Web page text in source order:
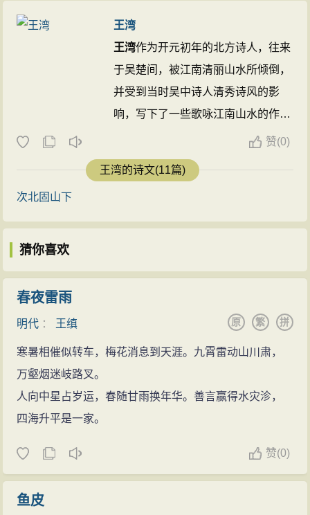
这是一首五律诗，颈联被明代胡应麟赞为“形容景
生活哲理，给人乐观积极向上的力量。
诗中诗人借景抒情，细致地描绘了长江下游开阔秀
念亲人的思想感情。这是一首羁旅行役诗（类型）。
详细赏析
诗以对偶句发端，既工丽，又跳脱。“客路”，指作者
要去的路。“青山”点题中“北固山”。作者乘舟，正朝着展
现在眼前的“绿水”前进，驶向“青山”，驶向“青山”之外遥远
的“客路”。这一联先写“客路”而后写“行舟”，其人在江南、
神驰故里的飘泊羁旅之小景是难得出现的。如果在三峡
行船，即使风顺而风和，却依然波翻浪涌，这样风平浪
一小景，把平野开阔、大江直流、波平浪静等等的大景
也表现出来了。
读到第三联，就知道作者是于岁暮腊残，连夜行舟
王湾
王湾作为开元初年的北方诗人，往来
于吴楚间，被江南清丽山水所倾倒，
并受到当时吴中诗人清秀诗风的影
响，写下了一些歌咏江南山水的作
品，《次北固山下》就是其中最为著
名的一篇。尤其其中“海日生残夜，
江春入旧年”两句，得到当时的宰相
宰相政事堂上，让文人学士作为学习
种壮阔高朗的境象便对盛唐诗坛产生
说“何如海日生残夜，一句能令万古
赞(0)
王湾的诗文(11篇)
次北固山下
猜你喜欢
春夜雷雨
明代 ： 王缜 拼
繁
原
寒暑相催似转车，梅花消息到天涯。九霄雷动山川肃，
万壑烟迷岐路叉。
人向中星占岁运，春随甘雨换年华。善言赢得水灾沴，
四海升平是一家。
赞(0)
鱼皮